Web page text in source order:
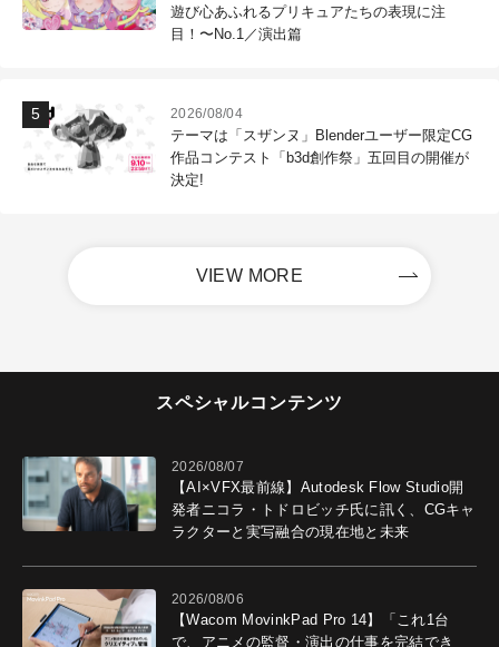
遊び心あふれるプリキュアたちの表現に注
目！〜No.1／演出篇
2026/08/04
テーマは「スザンヌ」Blenderユーザー限定CG
作品コンテスト「b3d創作祭」五回目の開催が
決定!
VIEW MORE
スペシャルコンテンツ
2026/08/07
【AI×VFX最前線】Autodesk Flow Studio開
発者ニコラ・トドロビッチ氏に訊く、CGキャ
ラクターと実写融合の現在地と未来
2026/08/06
【Wacom MovinkPad Pro 14】「これ1台
で、アニメの監督・演出の仕事を完結でき